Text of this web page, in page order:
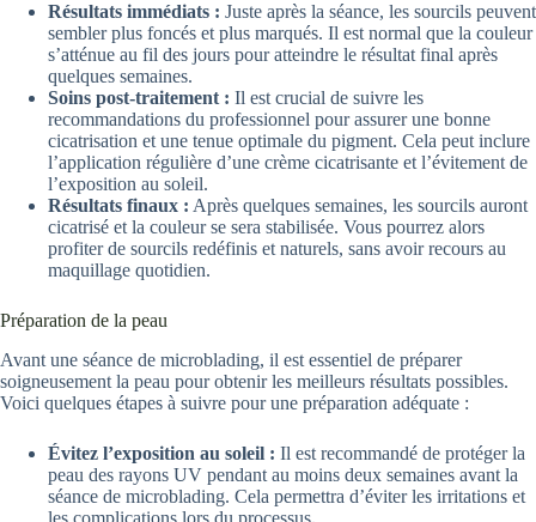
Résultats immédiats : Juste après la séance, les sourcils peuvent
sembler plus foncés et plus marqués. Il est normal que la couleur
s’atténue au fil des jours pour atteindre le résultat final après
quelques semaines.
Soins post-traitement : Il est crucial de suivre les
recommandations du professionnel pour assurer une bonne
cicatrisation et une tenue optimale du pigment. Cela peut inclure
l’application régulière d’une crème cicatrisante et l’évitement de
l’exposition au soleil.
Résultats finaux : Après quelques semaines, les sourcils auront
cicatrisé et la couleur se sera stabilisée. Vous pourrez alors
profiter de sourcils redéfinis et naturels, sans avoir recours au
maquillage quotidien.
Préparation de la peau
Avant une séance de microblading, il est essentiel de préparer
soigneusement la peau pour obtenir les meilleurs résultats possibles.
Voici quelques étapes à suivre pour une préparation adéquate :
Évitez l’exposition au soleil : Il est recommandé de protéger la
peau des rayons UV pendant au moins deux semaines avant la
séance de microblading. Cela permettra d’éviter les irritations et
les complications lors du processus.